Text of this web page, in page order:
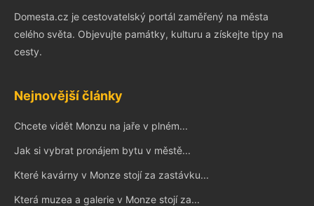
Domesta.cz je cestovatelský portál zaměřený na města
celého světa. Objevujte památky, kulturu a získejte tipy na
cesty.
Nejnovější články
Chcete vidět Monzu na jaře v plném...
Jak si vybrat pronájem bytu v městě...
Které kavárny v Monze stojí za zastávku...
Která muzea a galerie v Monze stojí za...